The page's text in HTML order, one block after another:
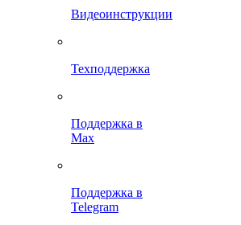
Видеоинструкции
Техподдержка
Поддержка в
Max
Поддержка в
Telegram